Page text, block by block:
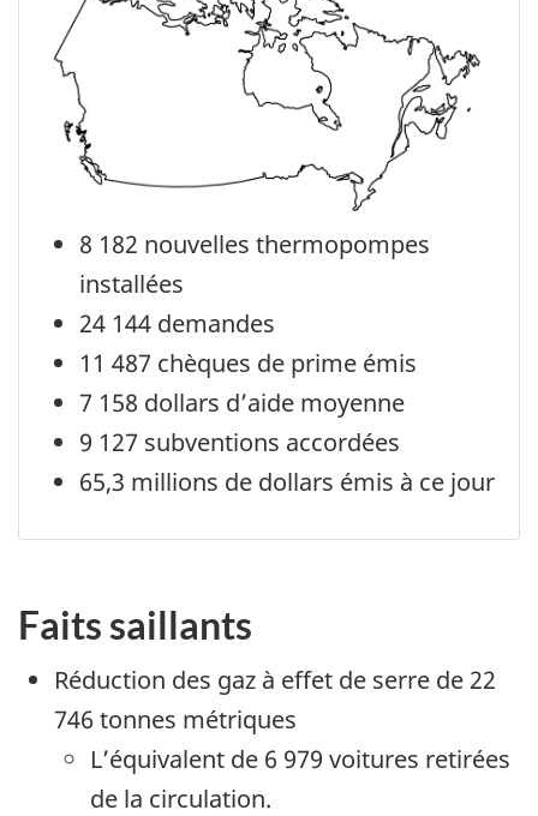
8 182 nouvelles thermopompes
installées
24 144 demandes
11 487 chèques de prime émis
7 158 dollars d’aide moyenne
9 127 subventions accordées
65,3 millions de dollars émis à ce jour
Faits saillants
Réduction des gaz à effet de serre de 22
746 tonnes métriques
L’équivalent de 6 979 voitures retirées
de la circulation.